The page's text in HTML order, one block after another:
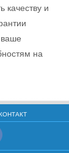
качеству и
на